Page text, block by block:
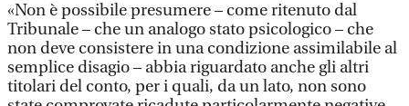
«Non è possibile presumere – come ritenuto dal
Tribunale – che un analogo stato psicologico – che
non deve consistere in una condizione assimilabile al
semplice disagio – abbia riguardato anche gli altri
titolari del conto, per i quali, da un lato, non sono